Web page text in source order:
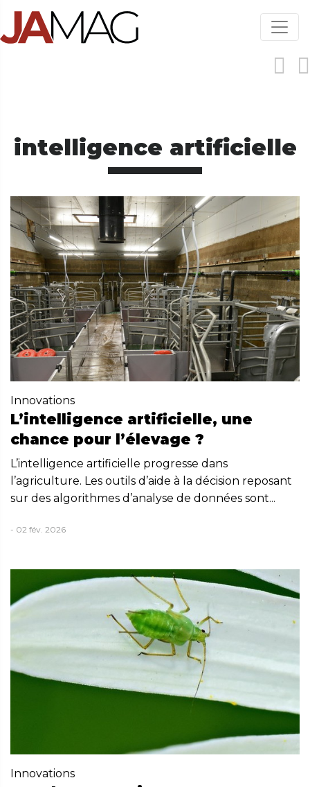
Aller
contenu
intelligence artificielle
Innovations
L’intelligence artificielle, une
chance pour l’élevage ?
L’intelligence artificielle progresse dans
l’agriculture. Les outils d’aide à la décision reposant
sur des algorithmes d’analyse de données sont...
- 02 fév. 2026
Innovations